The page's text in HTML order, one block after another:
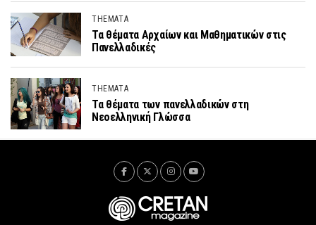
THEMATA
Τα θέματα Αρχαίων και Μαθηματικών στις
Πανελλαδικές
THEMATA
Τα θέματα των πανελλαδικών στη
Νεοελληνική Γλώσσα